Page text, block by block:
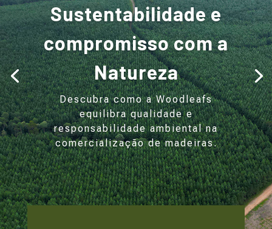
Sustentabilidade e
compromisso com a
Natureza
Descubra como a Woodleafs
equilibra qualidade e
responsabilidade ambiental na
comercialização de madeiras.